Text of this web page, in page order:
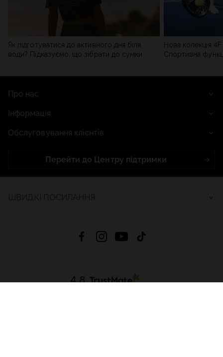
Як підготуватися до активного дня біля
води? Підказуємо, що зібрати до сумки
Нова колекція
Спортивна
Про нас
Інформація
Обслуговування клієнтів
Перейти до Центру підтримки
4.8